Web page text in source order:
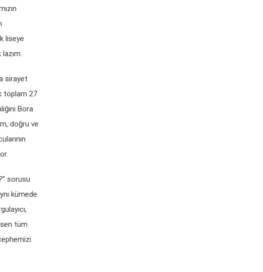
liseye
sirayet
toplam 27
Bora
doğru ve
sorusu
kümede
tüm